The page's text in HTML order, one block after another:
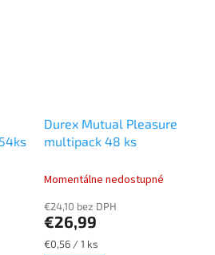
Durex Mutual Pleasure
multipack 48 ks
Momentálne nedostupné
€24,10 bez DPH
€26,99
Jednotková
€0,56 / 1 ks